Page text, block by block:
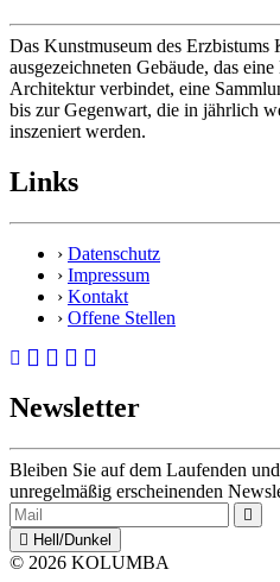
Das Kunstmuseum des Erzbistums
ausgezeichneten Gebäude, das
Architektur verbindet, eine
bis zur Gegenwart, die in jährlich
inszeniert werden.
Links
› Datenschutz
› Impressum
› Kontakt
› Offene Stellen
Newsletter
Bleiben Sie auf dem Laufenden
unregelmäßig erscheinenden
Hell/Dunkel
© 2026 KOLUMBA